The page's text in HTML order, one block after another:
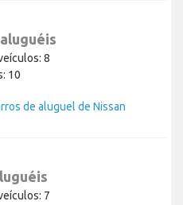
8
10
de aluguel de Nissan
7